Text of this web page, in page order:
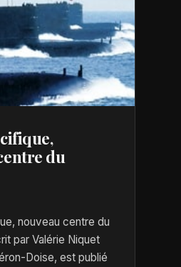
du
nouveau centre du
par Valérie Niquet
Doise, est publié